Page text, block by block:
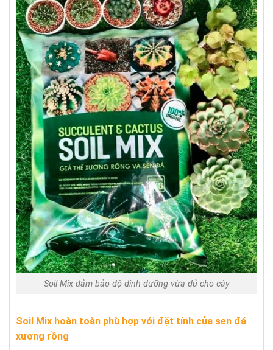
Soil Mix đảm bảo độ dinh dưỡng vừa đủ cho cây
Soil Mix hoàn toàn phù hợp với đặt tính của sen đá
xương rồng